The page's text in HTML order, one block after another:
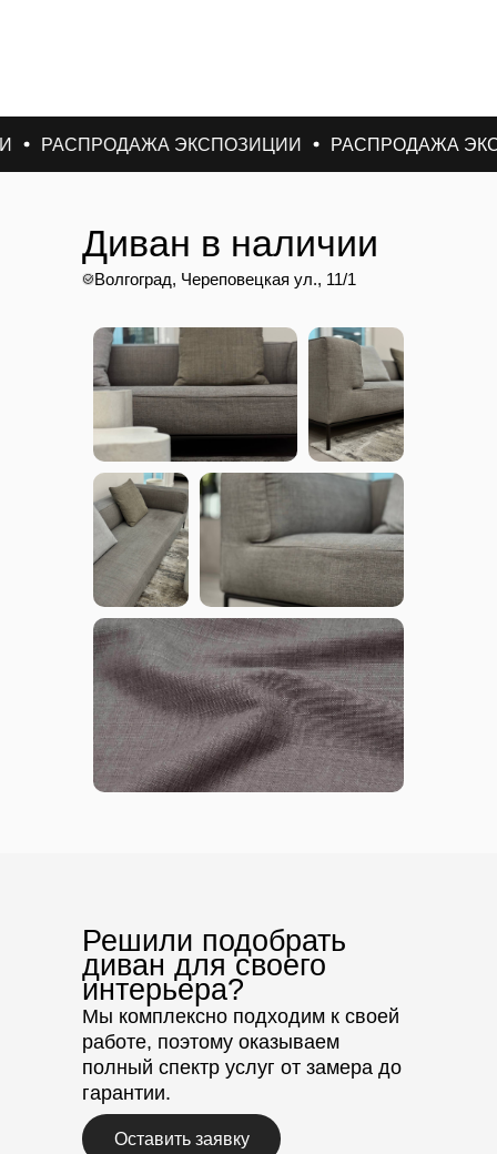
ЭКСПОЗИЦИИ РАСПРОДАЖА
Диван в наличии
Волгоград, Череповецкая ул., 11/1
Решили подобрать
диван для своего
интерьера?
Мы комплексно подходим к своей
работе, поэтому оказываем
полный спектр услуг от замера до
гарантии.
Оставить заявку